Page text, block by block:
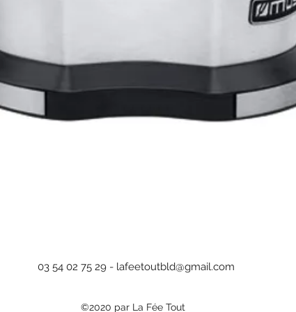
03 54 02 75 29 - lafeetoutbld@gmail.com
©2020 par La Fée Tout